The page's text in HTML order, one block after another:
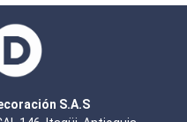
S.A.S